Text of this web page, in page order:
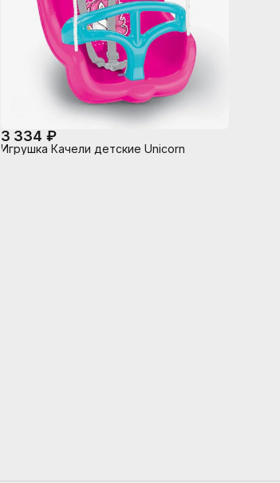
3 334 ₽
Игрушка Качели детские Unicorn